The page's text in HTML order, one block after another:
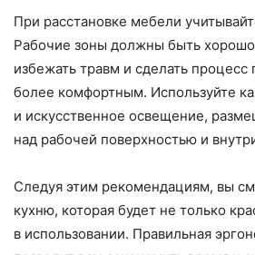
При расстановке мебели
Рабочие зоны должны быть
избежать травм и сделать
более комфортным. Используйте
и искусственное освещение,
над рабочей поверхностью и
Следуя этим рекомендациям, вы
кухню, которая будет не только
в использовании. Правильная